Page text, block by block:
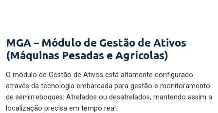
MGA – Módulo de Gestão de Ativos
(Máquinas Pesadas e Agrícolas)
O módulo de Gestão de Ativos está altamente configurado
através da tecnologia embarcada para gestão e monitoramento
de semirreboques: Atrelados ou desatrelados, mantendo assim a
localização precisa em tempo real.